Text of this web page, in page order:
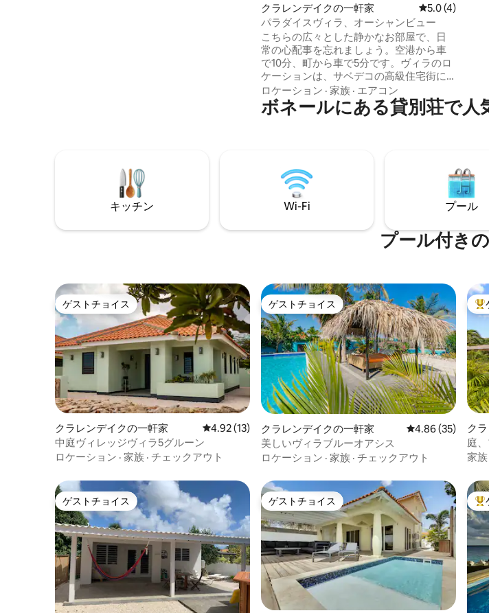
クラレンデイクの一軒家 レビュー4件、
5.0 (4)
パラダイスヴィラ、オーシャンビュー
こちらの広々とした静かなお部屋で、日
常の心配事を忘れましょう。空港から車
で10分、町から車で5分です。ヴィラのロ
ケーションは、サベデコの高級住宅街に
あり、家族にとってより多くのプライバ
シーを提供します。美しいヴィラには、
大きな専用スイミングプール、屋外ダイ
ムが飛び回るのを眺めてリラックスした
りできます。島で最高のダイビング＆シ
ュノーケリングスポット、アンドレア1＆II
まで数ブロック歩いて行けます。
ロケーション · 家族 · エアコン
ボネールにある貸別荘で人
キッチン Wi-Fi プール
プール付き
ゲストチョイス
ゲストチョイス
クラレンデイクの一軒家 レビュー13件、5つ星中4.92つ星の平均評価
4.92 (13)
中庭ヴィレッジヴィラ5グルーン
ロケーション · 家族 · チェックアウト
ゲストチョイス
ゲストチョイス
クラレンデイクの一軒家 レビュー35件、5
4.86 (35)
美しいヴィラブルーオアシス
ロケーション · 家族 · チェックアウト
大
ク
庭
住宅
家族
ゲストチョイス
ゲストチョイス ゲストチョイス
ゲストチョイス 大